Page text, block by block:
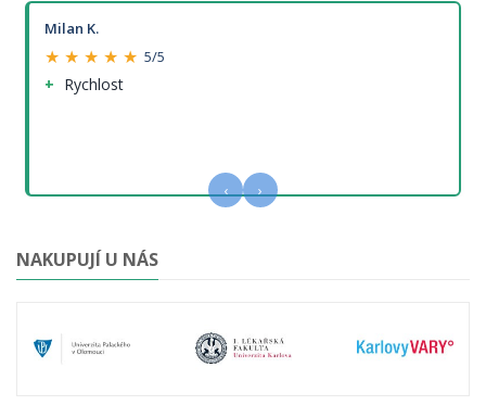
Milan K.
★ ★ ★ ★ ★ 5/5
Rychlost
‹ ›
NAKUPUJÍ U NÁS